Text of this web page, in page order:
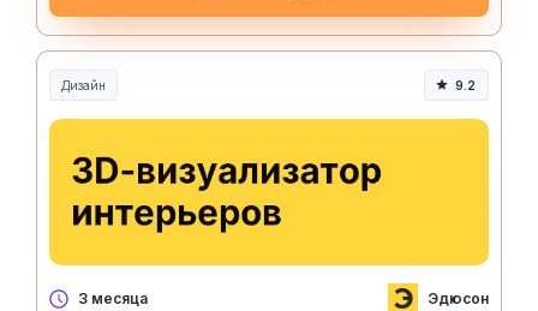
Дизайн 9.2
3 месяца Эдюсон